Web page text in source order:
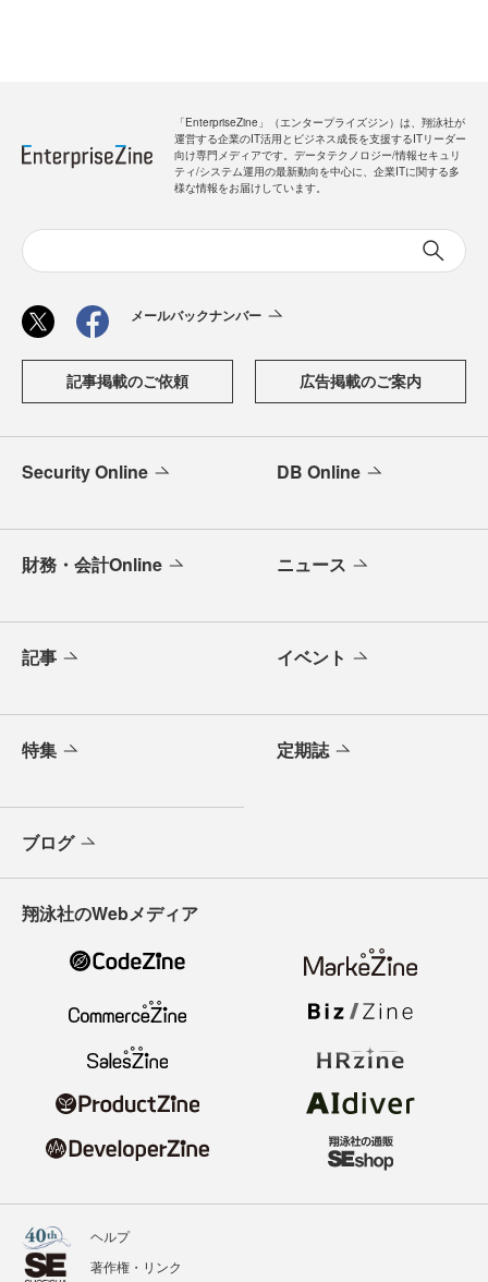
「EnterpriseZine」（エンタープライズジン）は、翔泳社が
運営する企業のIT活用とビジネス成長を支援するITリーダー
向け専門メディアです。データテクノロジー/情報セキュリ
ティ/システム運用の最新動向を中心に、企業ITに関する多
様な情報をお届けしています。
メールバックナンバー
記事掲載のご依頼 広告掲載のご案内
Security Online DB Online
財務・会計Online ニュース
記事 イベント
特集 定期誌
ブログ
翔泳社のWebメディア
ヘルプ
著作権・リンク